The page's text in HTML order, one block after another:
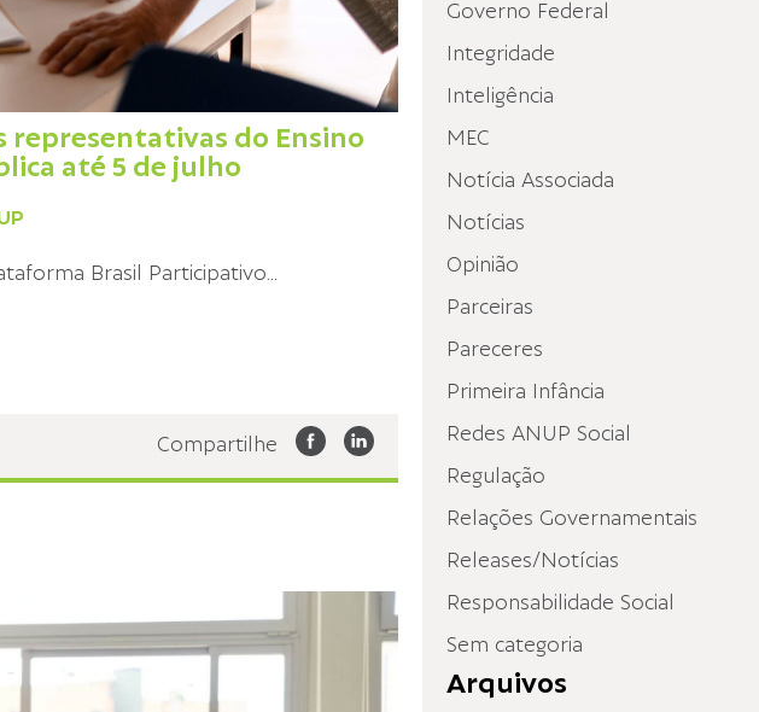
Governo Federal
Integridade
Inteligência
MEC
Notícia Associada
Notícias
Opinião
Parceiras
Pareceres
Primeira Infância
Redes ANUP Social
Regulação
Relações Governamentais
Releases/Notícias
Responsabilidade Social
Sem categoria
Arquivos
representativas do Ensino
até 5 de julho
Brasil Participativo...
Compartilhe